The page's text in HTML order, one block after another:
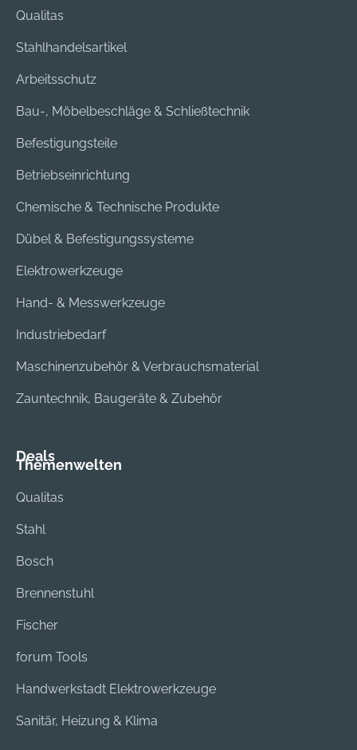
Qualitas
Stahlhandelsartikel
Arbeitsschutz
Bau-, Möbelbeschläge & Schließtechnik
Befestigungsteile
Betriebseinrichtung
Chemische & Technische Produkte
Dübel & Befestigungssysteme
Elektrowerkzeuge
Hand- & Messwerkzeuge
Industriebedarf
Maschinenzubehör & Verbrauchsmaterial
Zauntechnik, Baugeräte & Zubehör
Deals
Themenwelten
Qualitas
Stahl
Bosch
Brennenstuhl
Fischer
forum Tools
Handwerkstadt Elektrowerkzeuge
Sanitär, Heizung & Klima